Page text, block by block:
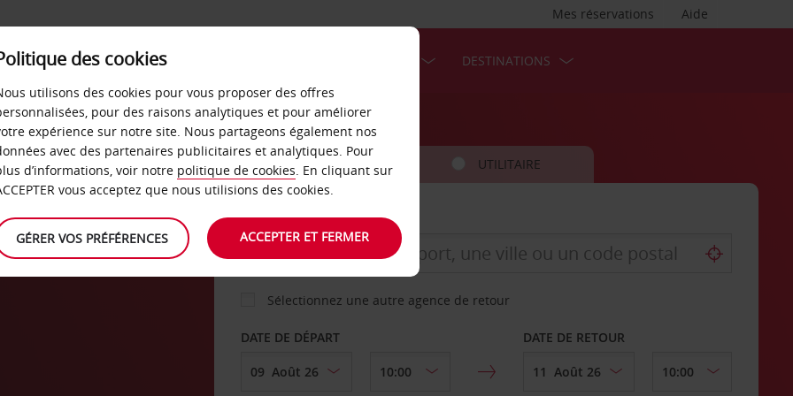
Aide
Mes réservations
LIBRE-SERVICE DESTINATIONS
VOITURE UTILITAIRE
AGENCE DE DÉPART
Sélectionnez une autre agence de retour
DATE DE DÉPART DATE DE RETOUR
des cookies
utilisons des cookies pour vous proposer des offres
pour des raisons analytiques et pour améliorer
expérience sur notre site. Nous partageons également nos
avec des partenaires publicitaires et analytiques. Pour
d’informations, voir notre politique de cookies. En cliquant sur
vous acceptez que nous utilisions des cookies.
GÉRER VOS PRÉFÉRENCES ACCEPTER ET FERMER